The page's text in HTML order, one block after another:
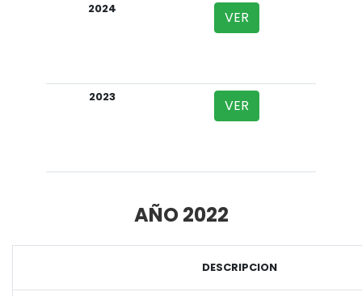
2024
VER
2023 VER
AÑO 2022
DESCRIPCION